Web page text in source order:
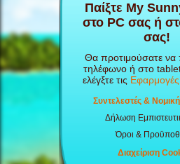
Παίξτε My
στο PC σας ή
σας!
Θα προτιμούσατε να
τηλέφωνο ή στο
ελέγξτε τις Εφαρμογές
Συντελεστές &
Δήλωση
Όροι &
Διαχείριση